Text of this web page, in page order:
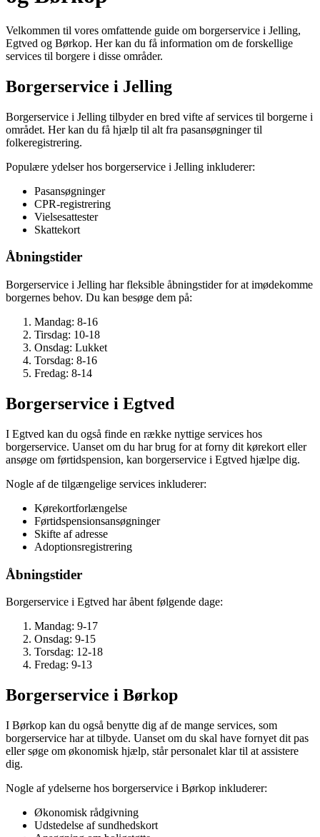
Velkommen til vores omfattende guide om borgerservice i Jelling,
Egtved og Børkop. Her kan du få information om de forskellige
services til borgere i disse områder.
Borgerservice i Jelling
Borgerservice i Jelling tilbyder en bred vifte af services til borgerne i
området. Her kan du få hjælp til alt fra pasansøgninger til
folkeregistrering.
Populære ydelser hos borgerservice i Jelling inkluderer:
Pasansøgninger
CPR-registrering
Vielsesattester
Skattekort
Åbningstider
Borgerservice i Jelling har fleksible åbningstider for at imødekomme
borgernes behov. Du kan besøge dem på:
Mandag: 8-16
Tirsdag: 10-18
Onsdag: Lukket
Torsdag: 8-16
Fredag: 8-14
Borgerservice i Egtved
I Egtved kan du også finde en række nyttige services hos
borgerservice. Uanset om du har brug for at forny dit kørekort eller
ansøge om førtidspension, kan borgerservice i Egtved hjælpe dig.
Nogle af de tilgængelige services inkluderer:
Kørekortforlængelse
Førtidspensionsansøgninger
Skifte af adresse
Adoptionsregistrering
Åbningstider
Borgerservice i Egtved har åbent følgende dage:
Mandag: 9-17
Onsdag: 9-15
Torsdag: 12-18
Fredag: 9-13
Borgerservice i Børkop
I Børkop kan du også benytte dig af de mange services, som
borgerservice har at tilbyde. Uanset om du skal have fornyet dit pas
eller søge om økonomisk hjælp, står personalet klar til at assistere
dig.
Nogle af ydelserne hos borgerservice i Børkop inkluderer:
Økonomisk rådgivning
Udstedelse af sundhedskort